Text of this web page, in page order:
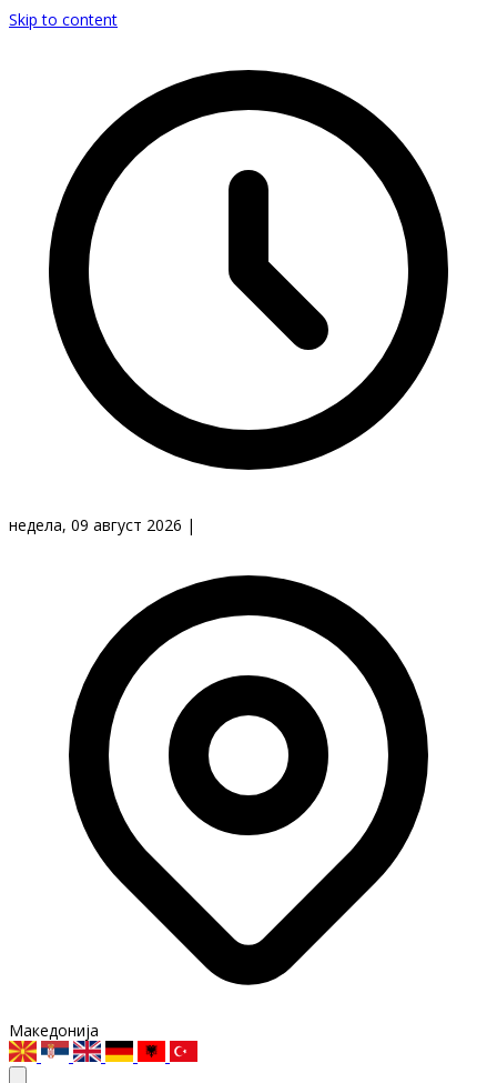
Skip to content
недела, 09 август 2026 |
Македонија